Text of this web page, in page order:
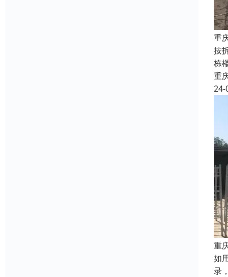
重
按
栋
重
24-
重
如
录